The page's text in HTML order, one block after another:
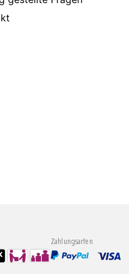
Zahlungsarten